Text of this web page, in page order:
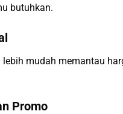
butuhkan.
mudah memantau
Promo